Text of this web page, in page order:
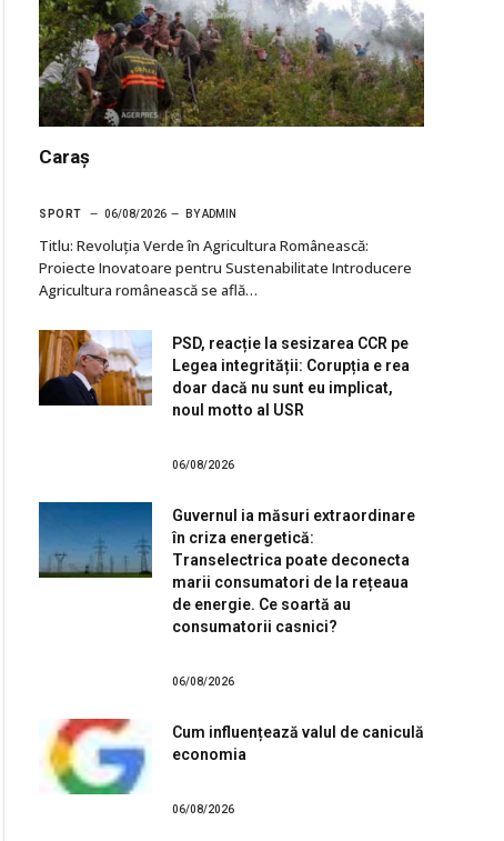
Caraș
SPORT 06/08/2026 BY ADMIN
Titlu: Revoluția Verde în Agricultura Românească:
Proiecte Inovatoare pentru Sustenabilitate Introducere
Agricultura românească se află…
PSD, reacție la sesizarea CCR pe
Legea integrității: Corupția e rea
doar dacă nu sunt eu implicat,
noul motto al USR
06/08/2026
Guvernul ia măsuri extraordinare
în criza energetică:
Transelectrica poate deconecta
marii consumatori de la rețeaua
de energie. Ce soartă au
consumatorii casnici?
06/08/2026
Cum influențează valul de caniculă
economia
06/08/2026